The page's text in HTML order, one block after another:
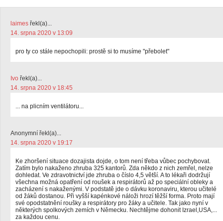
laimes řekl(a)...
14. srpna 2020 v 13:09
pro ty co stále nepochopili: prostě si to musíme "přebolet"
Ivo řekl(a)...
14. srpna 2020 v 18:45
... na plicním ventilátoru...
Anonymní řekl(a)...
14. srpna 2020 v 19:17
Ke zhoršení situace dozajista dojde, o tom není třeba vůbec pochybovat.
Zatím bylo nakaženo zhruba 325 kantorů. Zda někdo z nich zemřel, nelze
dohledat. Ve zdravotnictví jde zhruba o číslo 4,5 větší. A to lékaři dodržují
všechna možná opatření od roušek a respirátorů až po speciální obleky a
zacházení s nakaženými. V podstatě jde o dávku koronaviru, kterou učitelé
od žáků dostanou. Při vyšší kapénkové náloži hrozí těžší forma. Proto mají
své opodstatnění roušky a respirátory pro žáky a učitele. Tak jako nyní v
některých spolkových zemích v Německu. Nechtějme dohonit Izrael,USA,...
za každou cenu.